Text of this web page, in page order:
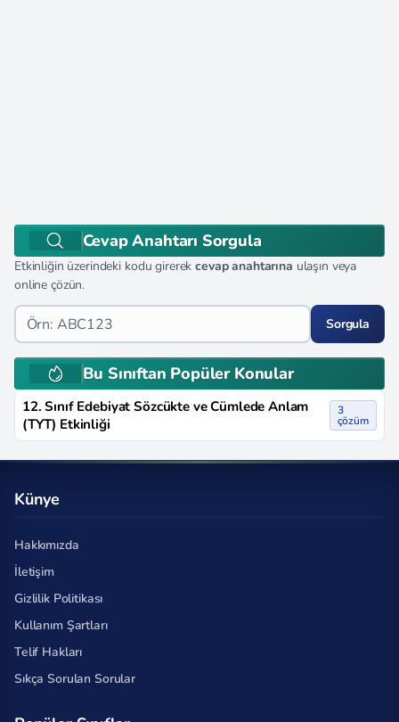
Cevap Anahtarı Sorgula
Etkinliğin üzerindeki kodu girerekcevap anahtarına ulaşın veya
online çözün.
Sorgula
Bu Sınıftan Popüler Konular
12. Sınıf Edebiyat Sözcükte ve Cümlede Anlam
(TYT) Etkinliği
3
çözüm
Künye
Hakkımızda
İletişim
Gizlilik Politikası
Kullanım Şartları
Telif Hakları
Sıkça Sorulan Sorular